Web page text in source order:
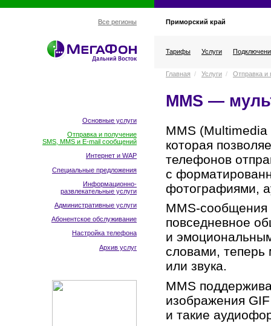
Все регионы Приморский край
Тарифы Услуги
Основные услуги
Отправка и получение
SMS, MMS и E-mail сообщений
Интернет и WAP
Специальные предложения
Информационно-
развлекательные услуги
Административные услуги
Абонентское обслуживание
Настройка телефона
Архив услуг
Главная / Услуги / Отправка и
MMS —
MMS
которая
телефонов
с
фотографиями,
MMS-сообщения
повседневное
и
словами, теперь
или звука.
MMS
изображения
и такие